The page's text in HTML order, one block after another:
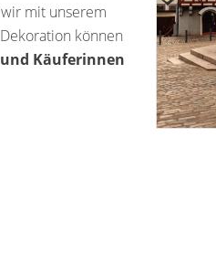
mit unserem
können
Käuferinnen